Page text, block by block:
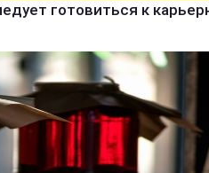
готовиться к